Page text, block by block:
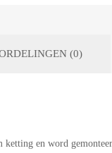
(0)
en word